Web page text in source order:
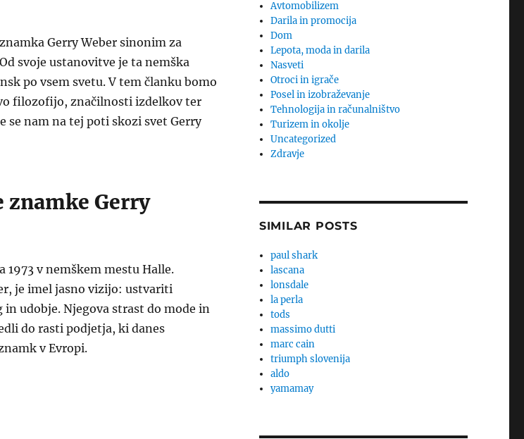
Gerry Weber sinonim za
svoje ustanovitve je ta nemška
po vsem svetu. V tem članku bomo
filozofijo, značilnosti izdelkov ter
nam na tej poti skozi svet Gerry
znamke Gerry
1973 v nemškem mestu Halle.
je imel jasno vizijo: ustvariti
udobje. Njegova strast do mode in
do rasti podjetja, ki danes
v Evropi.
Avtomobilizem
Darila in promocija
Dom
Lepota, moda in darila
Nasveti
Otroci in igrače
Posel in izobraževanje
Tehnologija in računalništvo
Turizem in okolje
Uncategorized
Zdravje
SIMILAR POSTS
paul shark
lascana
lonsdale
la perla
tods
massimo dutti
marc cain
triumph slovenija
aldo
yamamay